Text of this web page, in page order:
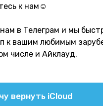
к нам☺️
в Телеграм и мы
к вашим любимым
числе и Айклауд.
вернуть iCloud